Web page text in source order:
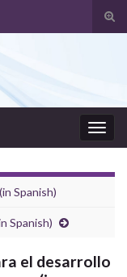
Spanish)
Spanish)
el desarrollo